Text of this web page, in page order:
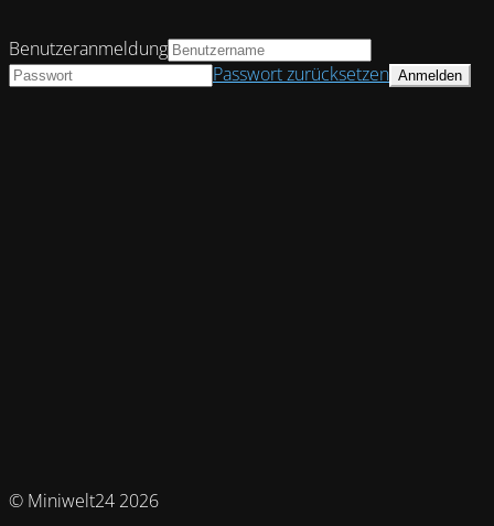
© Miniwelt24 2026
Benutzeranmeldung
Passwort zurücksetzen